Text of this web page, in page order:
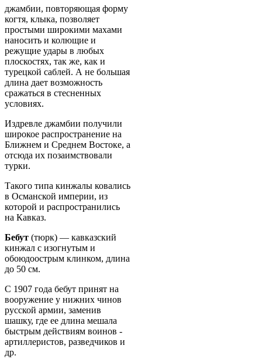
джамбии, повторяющая форму
когтя, клыка, позволяет
простыми широкими махами
наносить и колющие и
режущие удары в любых
плоскостях, так же, как и
турецкой саблей. А не большая
длина дает возможность
сражаться в стесненных
условиях.
Издревле джамбии получили
широкое распространение на
Ближнем и Среднем Востоке, а
отсюда их позаимствовали
турки.
Такого типа кинжалы ковались
в Османской империи, из
которой и распространились
на Кавказ.
Бебут (тюрк) — кавказский
кинжал с изогнутым и
обоюдоострым клинком, длина
до 50 см.
С 1907 года бебут принят на
вооружение у нижних чинов
русской армии, заменив
шашку, где ее длина мешала
быстрым действиям воинов -
артиллеристов, разведчиков и
др.